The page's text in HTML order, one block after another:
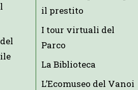
il prestito
I tour virtuali del
Parco
La Biblioteca
L’Ecomuseo del Vanoi